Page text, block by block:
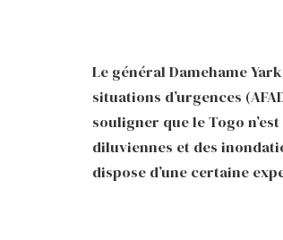
Le général Damehame
situations d’urgences
souligner que le Togo
diluviennes et des
dispose d’une certaine